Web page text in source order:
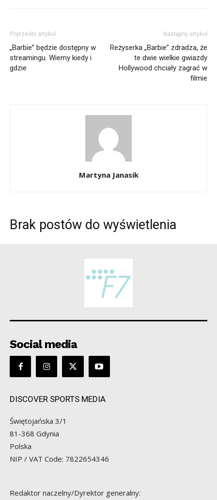
Poprzedni artykuł
„Barbie” będzie dostępny w
streamingu. Wiemy kiedy i
gdzie
Następny artykuł
Reżyserka „Barbie” zdradza, że
te dwie wielkie gwiazdy
Hollywood chciały zagrać w
filmie
Martyna Janasik
Brak postów do wyświetlenia
Social media
DISCOVER SPORTS MEDIA
Świętojańska 3/1
81-368 Gdynia
Polska
NIP / VAT Code: 7822654346
Redaktor naczelny/Dyrektor generalny: